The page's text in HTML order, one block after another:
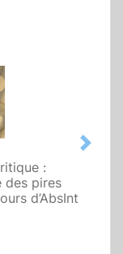
:
des pires
d’AbsInt
Next